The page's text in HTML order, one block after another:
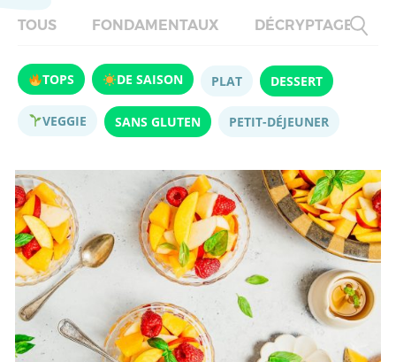
TOUS FONDAMENTAUX DÉCRYPTAGES
TOPS DE SAISON PLAT DESSERT
VEGGIE SANS GLUTEN PETIT-DÉJEUNER